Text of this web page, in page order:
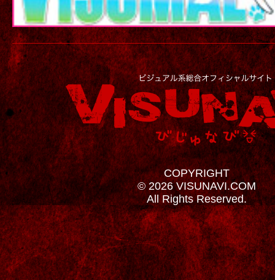
COPYRIGHT
© 2026 VISUNAVI.COM
All Rights Reserved.